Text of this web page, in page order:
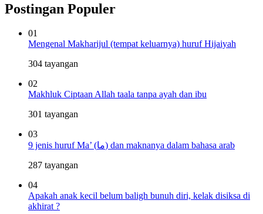
Postingan Populer
01
Mengenal Makharijul (tempat keluarnya) huruf Hijaiyah
304 tayangan
02
Makhluk Ciptaan Allah taala tanpa ayah dan ibu
301 tayangan
03
9 jenis huruf Ma’ (ما) dan maknanya dalam bahasa arab
287 tayangan
04
Apakah anak kecil belum baligh bunuh diri, kelak disiksa di
akhirat ?